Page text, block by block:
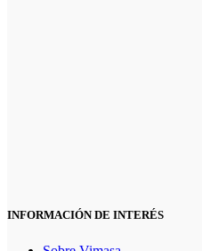
INFORMACIÓN DE INTERÉS